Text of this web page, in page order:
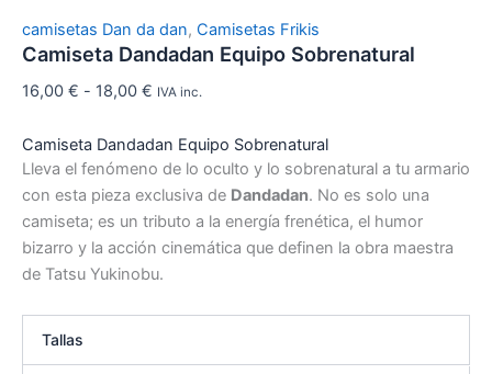
camisetas Dan da dan, Camisetas Frikis
Camiseta Dandadan Equipo Sobrenatural
16,00 € - 18,00 € IVA inc.
Camiseta Dandadan Equipo Sobrenatural
Lleva el fenómeno de lo oculto y lo sobrenatural a tu armario
con esta pieza exclusiva de Dandadan. No es solo una
camiseta; es un tributo a la energía frenética, el humor
bizarro y la acción cinemática que definen la obra maestra
de Tatsu Yukinobu.
Tallas